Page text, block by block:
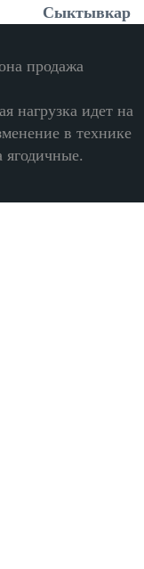
Сыктывкар
продажа
нагрузка идет на
в технике
ягодичные.